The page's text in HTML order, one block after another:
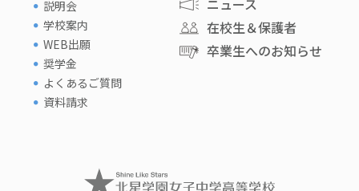
説明会
学校案内
WEB出願
奨学金
よくあるご質問
資料請求
ニュース
在校生＆保護者
卒業生へのお知らせ